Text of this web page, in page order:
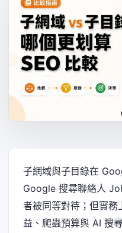
子網域與子目錄在
Google 搜尋聯絡人
者被同等對待；但實務
益、爬蟲預算與 AI 搜